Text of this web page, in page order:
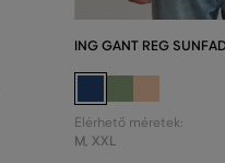
ING GANT REG
Elérhető méretek:
M, XXL